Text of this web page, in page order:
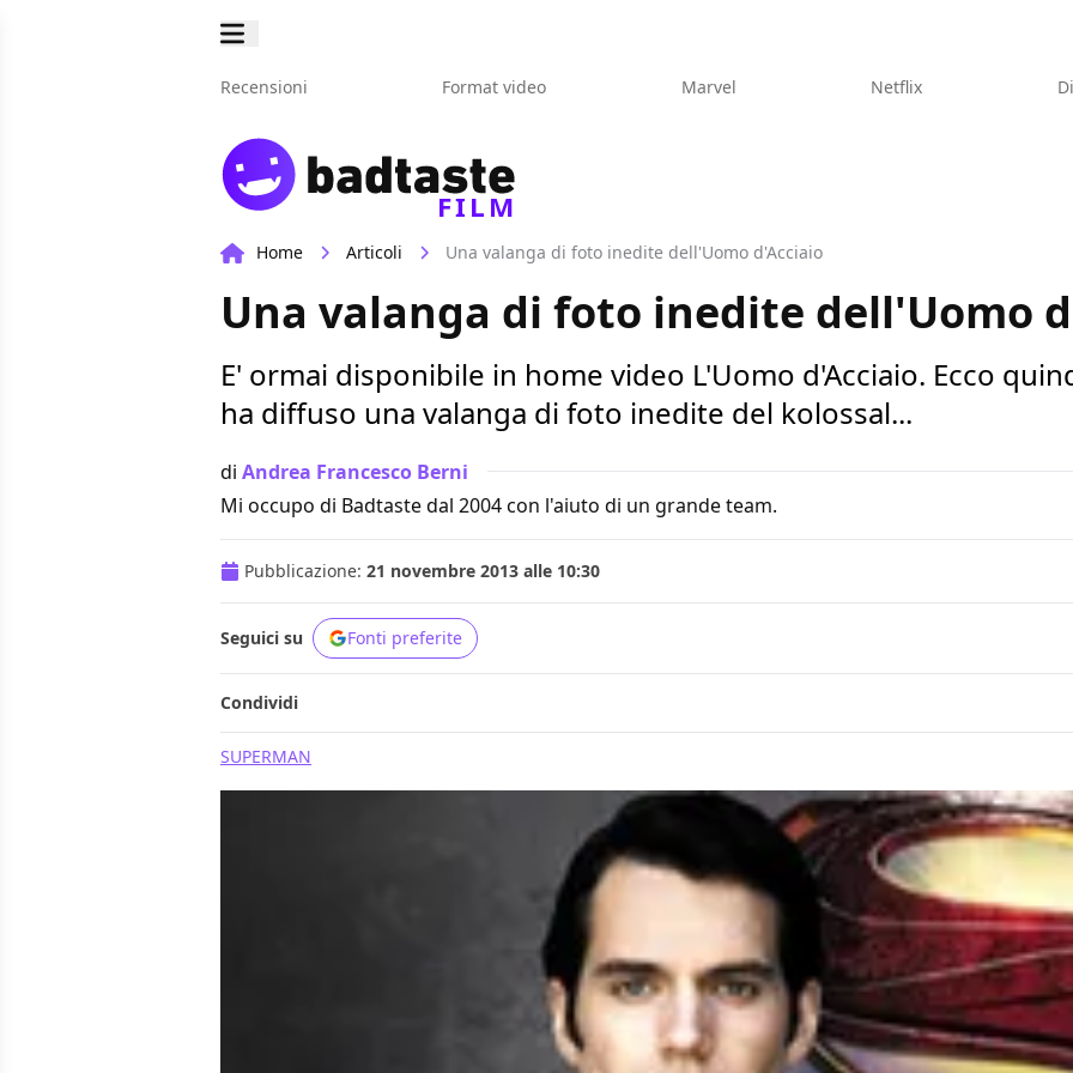
Recensioni Format video Marvel Netflix
FILM
Home Articoli Una valanga di foto inedite dell'Uomo d'Acciaio
Una valanga di foto inedite dell'Uomo
E' ormai disponibile in home video L'Uomo d'Acciaio. Ecco
ha diffuso una valanga di foto inedite del kolossal...
di Andrea Francesco Berni
Mi occupo di Badtaste dal 2004 con l'aiuto di un grande team.
Pubblicazione: 21 novembre 2013 alle 10:30
Seguici su Fonti preferite
Condividi
SUPERMAN